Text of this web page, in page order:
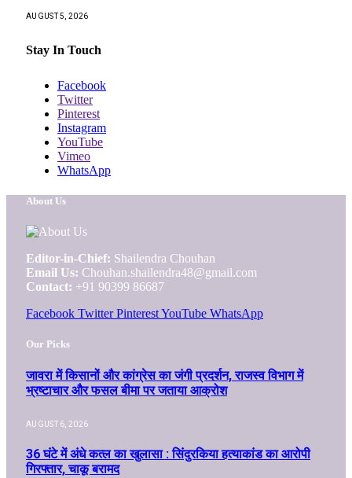
AUGUST 5, 2026
Stay In Touch
Facebook
Twitter
Pinterest
Instagram
YouTube
Vimeo
WhatsApp
About Us
Editor-in-Chief: Shailendra Chouhan
Email Us: Chouhan.shailendra48@gmail.com
Contact: +91 90399 86687
Facebook Twitter PinterestYouTube WhatsApp
Our Picks
जावरा में किसानों और कांग्रेस का जंगी प्रदर्शन, राजस्व विभाग में
भ्रष्टाचार और फसल बीमा पर जताया आक्रोश
AUGUST 6, 2026
36 घंटे में अंधे कत्ल का खुलासा : सिंदुरकिया हत्याकांड का आरोपी
गिरफ्तार, चाकू बरामद